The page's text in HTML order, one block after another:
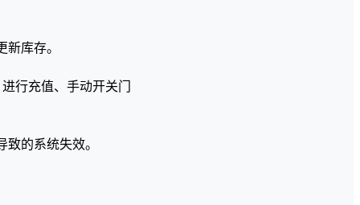
库存。
行充值、手动开关门
的系统失效。